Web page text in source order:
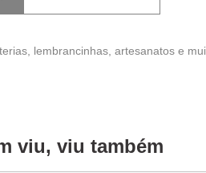
lembrancinhas, artesanatos e
viu, viu também